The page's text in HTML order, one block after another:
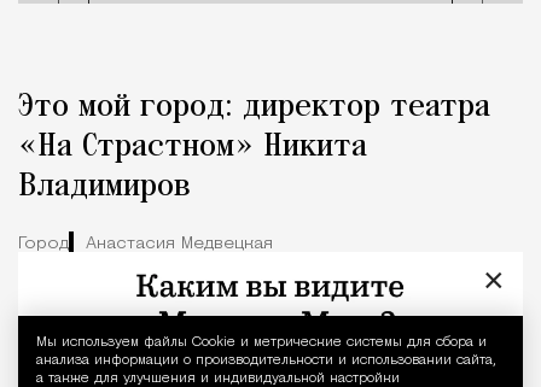
Уведомление
Мы используем файлы Сookie и метрические системы для сбора и
анализа информации о производительности и использовании сайта,
а также для улучшения и индивидуальной настройки
Это мой город: директор театра
«На Страстном» Никита
Владимиров
Город Анастасия Медвецкая
×